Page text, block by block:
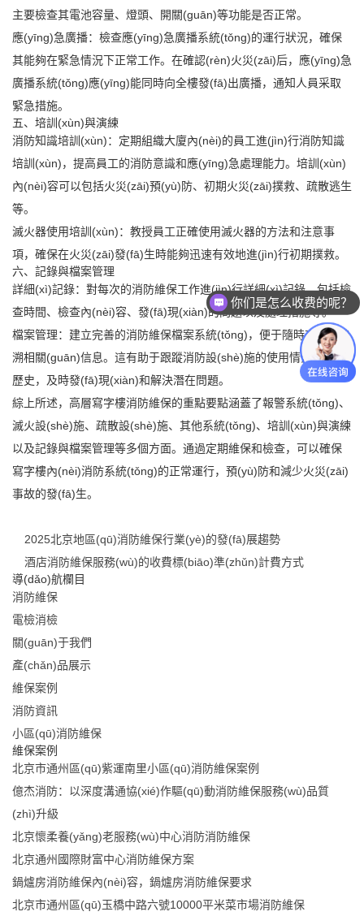
主要檢查其電池容量、燈頭、開關(guān)等功能是否正常。
應(yīng)急廣播：檢查應(yīng)急廣播系統(tǒng)的運行狀況，確保
其能夠在緊急情況下正常工作。在確認(rèn)火災(zāi)后，應(yīng)急
廣播系統(tǒng)應(yīng)能同時向全樓發(fā)出廣播，通知人員采取
緊急措施。
五、培訓(xùn)與演練
消防知識培訓(xùn)：定期組織大廈內(nèi)的員工進(jìn)行消防知識
培訓(xùn)，提高員工的消防意識和應(yīng)急處理能力。培訓(xùn)
內(nèi)容可以包括火災(zāi)預(yù)防、初期火災(zāi)撲救、疏散逃生
等。
滅火器使用培訓(xùn)：教授員工正確使用滅火器的方法和注意事
項，確保在火災(zāi)發(fā)生時能夠迅速有效地進(jìn)行初期撲救。
六、記錄與檔案管理
詳細(xì)記錄：對每次的消防維保工作進(jìn)行詳細(xì)記錄，包括檢
查時間、檢查內(nèi)容、發(fā)現(xiàn)的問題以及處理措施等。
檔案管理：建立完善的消防維保檔案系統(tǒng)，便于隨時查閱和追
溯相關(guān)信息。這有助于跟蹤消防設(shè)施的使用情況和維保
歷史，及時發(fā)現(xiàn)和解決潛在問題。
綜上所述，高層寫字樓消防維保的重點要點涵蓋了報警系統(tǒng)、
滅火設(shè)施、疏散設(shè)施、其他系統(tǒng)、培訓(xùn)與演練
以及記錄與檔案管理等多個方面。通過定期維保和檢查，可以確保
寫字樓內(nèi)消防系統(tǒng)的正常運行，預(yù)防和減少火災(zāi)
事故的發(fā)生。
2025北京地區(qū)消防維保行業(yè)的發(fā)展趨勢
酒店消防維保服務(wù)的收費標(biāo)準(zhǔn)計費方式
導(dǎo)航欄目
消防維保
電檢消檢
關(guān)于我們
產(chǎn)品展示
維保案例
消防資訊
小區(qū)消防維保
維保案例
北京市通州區(qū)紫運南里小區(qū)消防維保案例
億杰消防：以深度溝通協(xié)作驅(qū)動消防維保服務(wù)品質
(zhì)升級
北京懷柔養(yǎng)老服務(wù)中心消防消防維保
北京通州國際財富中心消防維保方案
鍋爐房消防維保內(nèi)容，鍋爐房消防維保要求
北京市通州區(qū)玉橋中路六號10000平米菜市場消防維保
你们是怎么收费的呢？